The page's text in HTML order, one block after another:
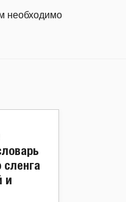
необходимо
и